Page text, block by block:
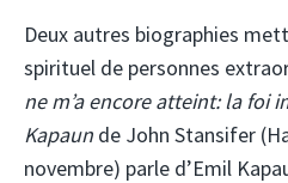
Deux autres biographies
spirituel de personnes
ne m’a encore atteint: la foi
Kapaun de John Stansifer
novembre) parle d’Emil